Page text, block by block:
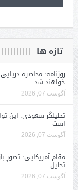
تازه ها
روزنامه: محاصره
خواهند شد
آگوست 07, 2026
تحلیلگر سعودی: این
است
آگوست 07, 2026
مقام آمریکایی: تصورِ
تحلیل
آگوست 07, 2026